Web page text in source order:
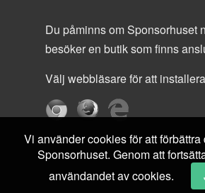
Du påminns om Sponsorhuset
besöker en butik som finns
Välj webbläsare för att
Vi använder cookies för att
Sponsorhuset. Genom att
användandet av cookies.